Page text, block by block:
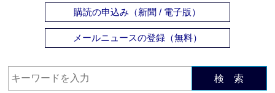
購読の申込み（新聞 / 電子版）
メールニュースの登録（無料）
検 索